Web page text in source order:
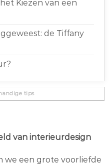
Kiezen van een
de Tiffany
tips
van interieurdesign
we een grote voorliefde